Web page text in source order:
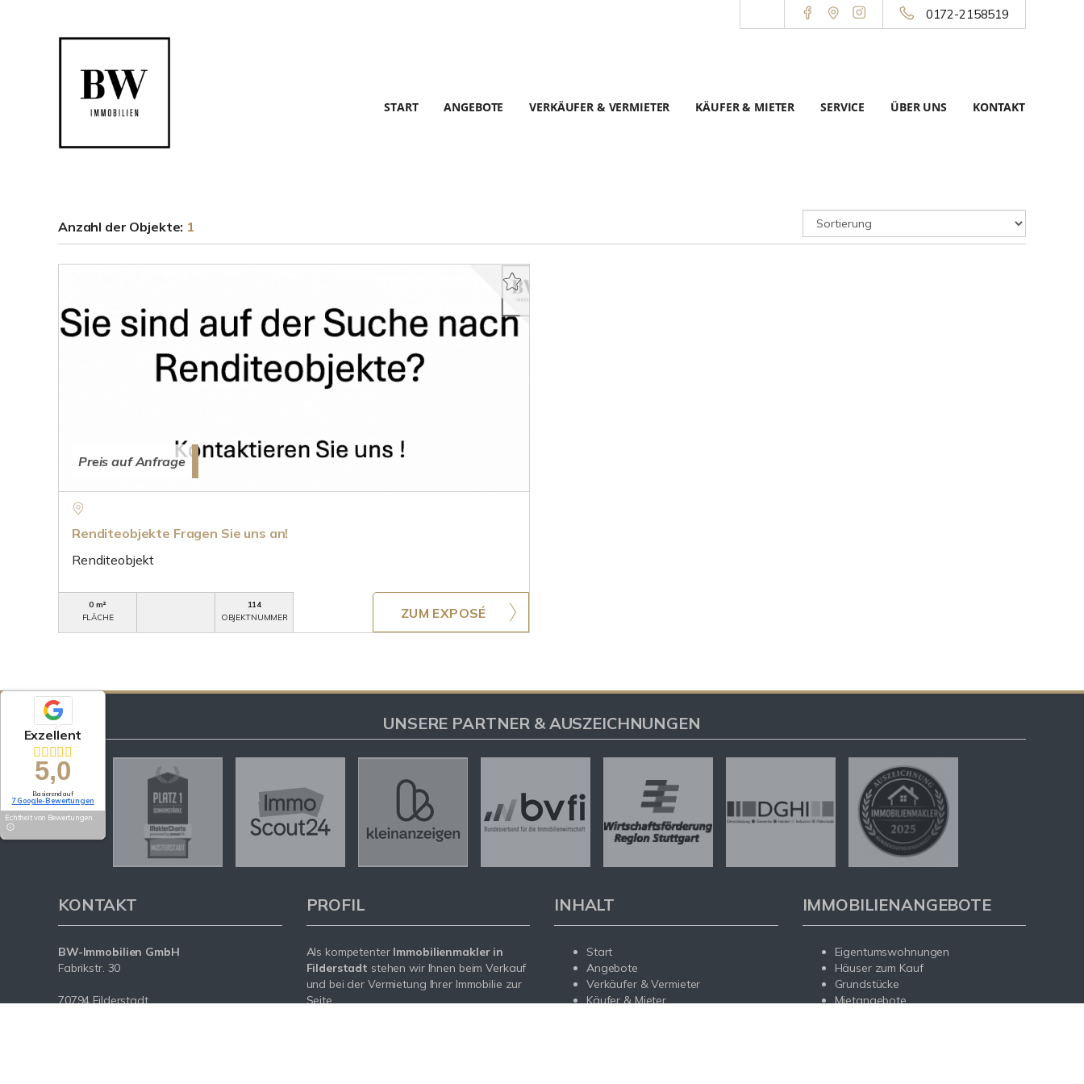
0172-2158519
START ANGEBOTE VERKÄUFER & VERMIETER KÄUFER & MIETER SERVICE ÜBER UNS KONTAKT
Anzahl der Objekte: 1
Preis auf Anfrage
Renditeobjekte Fragen Sie uns an!
Renditeobjekt
0 m²
FLÄCHE
114
OBJEKTNUMMER
ZUM EXPOSÉ
Exzellent
5,0
Basierend auf
7 Google-Bewertungen
Echtheit von Bewertungen
UNSERE PARTNER & AUSZEICHNUNGEN
KONTAKT
BW-Immobilien GmbH
Fabrikstr. 30
70794 Filderstadt
PROFIL
Als kompetenter Immobilienmakler in
Filderstadt stehen wir Ihnen beim Verkauf
und bei der Vermietung Ihrer Immobilie zur
Seite.
INHALT
Start
Angebote
Verkäufer & Vermieter
Käufer & Mieter
IMMOBILIENANGEBOTE
Eigentumswohnungen
Häuser zum Kauf
Grundstücke
Mietangebote